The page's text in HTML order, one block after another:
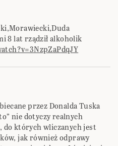
8 lat rządził alkoholik
przez Donalda Tuska
nie dotyczy realnych
do których wliczanych jest
jak również odprawy